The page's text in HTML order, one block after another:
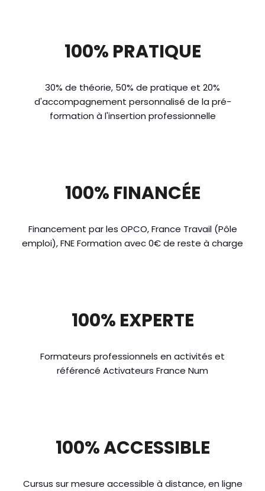
100% PRATIQUE
30% de théorie, 50% de pratique et 20%
d'accompagnement personnalisé de la pré-
formation à l'insertion professionnelle
100% FINANCÉE
Financement par les OPCO, France Travail (Pôle
emploi), FNE Formation avec 0€ de reste à charge
100% EXPERTE
Formateurs professionnels en activités et
référencé Activateurs France Num
100% ACCESSIBLE
Cursus sur mesure accessible à distance, en ligne